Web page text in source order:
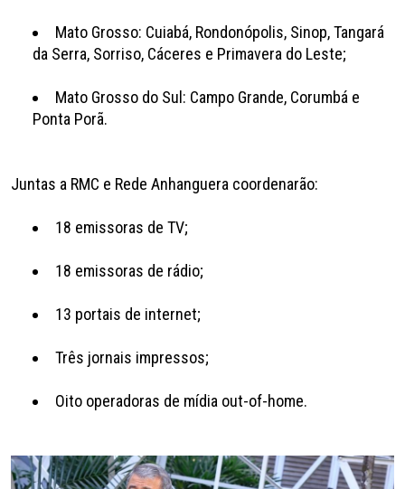
Mato Grosso: Cuiabá, Rondonópolis, Sinop, Tangará
da Serra, Sorriso, Cáceres e Primavera do Leste;
Mato Grosso do Sul: Campo Grande, Corumbá e
Ponta Porã.
Juntas a RMC e Rede Anhanguera coordenarão:
18 emissoras de TV;
18 emissoras de rádio;
13 portais de internet;
Três jornais impressos;
Oito operadoras de mídia out-of-home.